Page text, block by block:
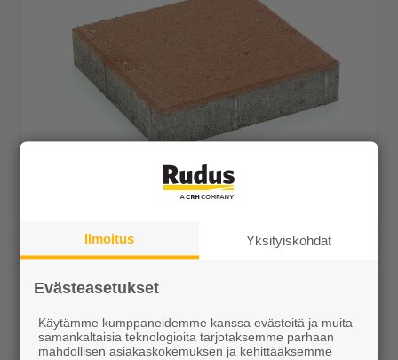
Kartanolaatta 278x278x80 hiekanruskea
Näytä lisätiedot
Ilmoitus Yksityiskohdat
Evästeasetukset
Käytämme kumppaneidemme kanssa evästeitä ja muita
samankaltaisia teknologioita tarjotaksemme parhaan
mahdollisen asiakaskokemuksen ja kehittääksemme